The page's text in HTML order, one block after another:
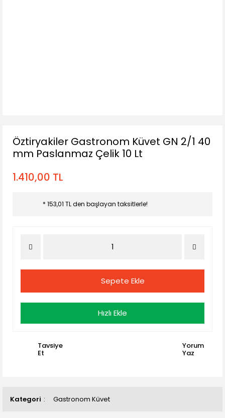
Kategori Gastronom Küvet
Öztiryakiler Gastronom Küvet GN 2/1 40
mm Paslanmaz Çelik 10 Lt
1.410,00 TL
* 153,01 TL den başlayan taksitlerle!
Sepete Ekle
Hızlı Ekle
Tavsiye
Et
Yorum
Yaz